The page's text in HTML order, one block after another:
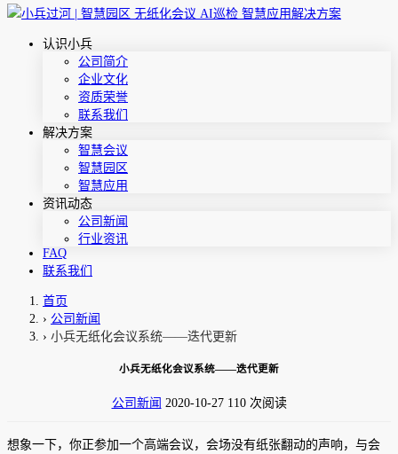
认识小兵
公司简介
企业文化
资质荣誉
联系我们
解决方案
智慧会议
智慧园区
智慧应用
资讯动态
公司新闻
行业资讯
FAQ
联系我们
首页
› 公司新闻
› 小兵无纸化会议系统——迭代更新
小兵无纸化会议系统——迭代更新
公司新闻 2020-10-27 110 次阅读
想象一下，你正参加一个高端会议，会场没有纸张翻动的声响，与会